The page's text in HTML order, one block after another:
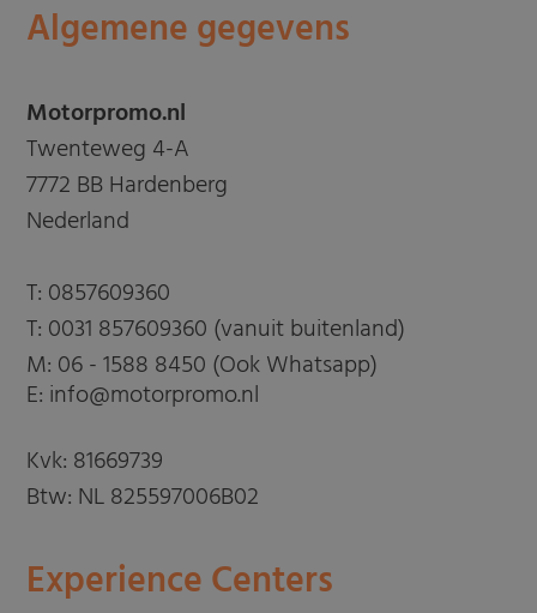
Algemene gegevens
Motorpromo.nl
Twenteweg 4-A
7772 BB Hardenberg
Nederland
T: 0857609360
T: 0031 857609360 (vanuit buitenland)
M: 06 - 1588 8450 (Ook Whatsapp)
E: info@motorpromo.nl
Kvk: 81669739
Btw: NL 825597006B02
Experience Centers